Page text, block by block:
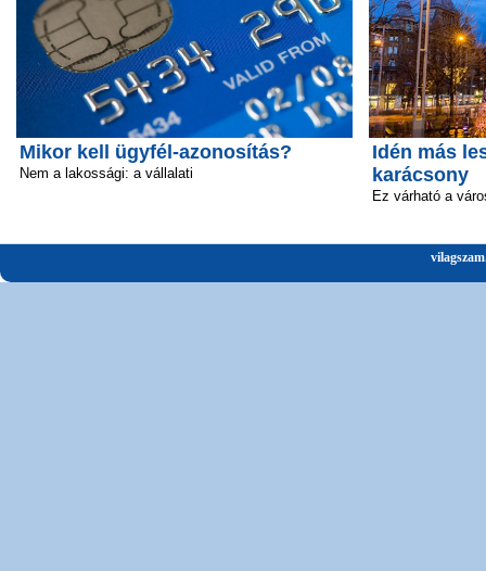
Mikor kell ügyfél-azonosítás?
Nem a lakossági: a vállalati
Idén más
karácsony
Ez várható a